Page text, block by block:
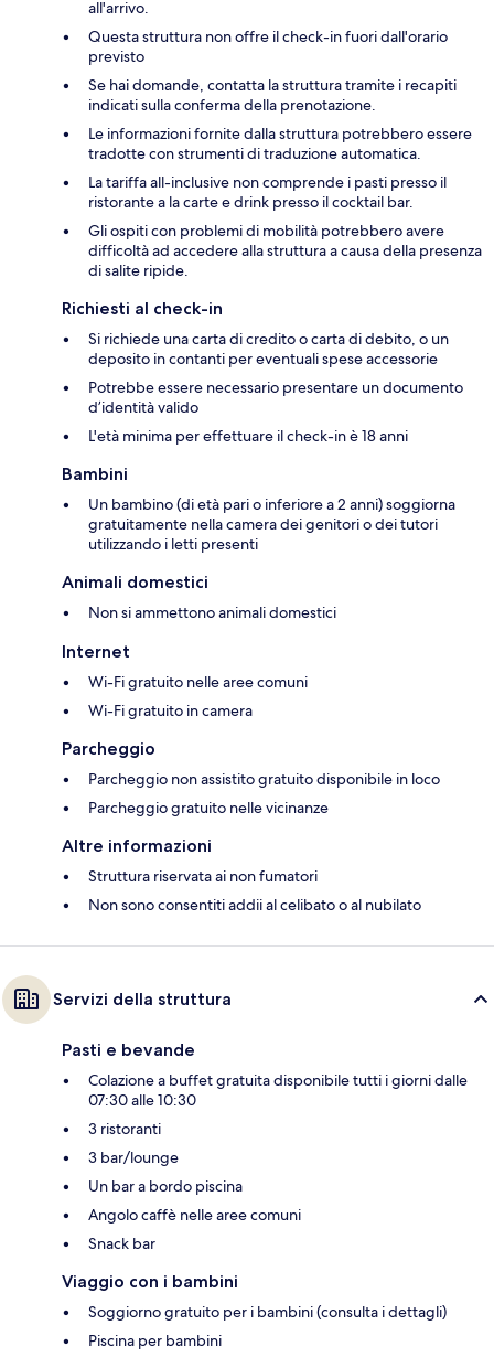
all'arrivo.
Questa struttura non offre il check-in fuori dall'orario
previsto
Se hai domande, contatta la struttura tramite i recapiti
indicati sulla conferma della prenotazione.
Le informazioni fornite dalla struttura potrebbero essere
tradotte con strumenti di traduzione automatica.
La tariffa all-inclusive non comprende i pasti presso il
ristorante a la carte e drink presso il cocktail bar.
Gli ospiti con problemi di mobilità potrebbero avere
difficoltà ad accedere alla struttura a causa della presenza
di salite ripide.
Richiesti al check-in
Si richiede una carta di credito o carta di debito, o un
deposito in contanti per eventuali spese accessorie
Potrebbe essere necessario presentare un documento
d’identità valido
L'età minima per effettuare il check-in è 18 anni
Bambini
Un bambino (di età pari o inferiore a 2 anni) soggiorna
gratuitamente nella camera dei genitori o dei tutori
utilizzando i letti presenti
Animali domestici
Non si ammettono animali domestici
Internet
Wi-Fi gratuito nelle aree comuni
Wi-Fi gratuito in camera
Parcheggio
Parcheggio non assistito gratuito disponibile in loco
Parcheggio gratuito nelle vicinanze
Altre informazioni
Struttura riservata ai non fumatori
Non sono consentiti addii al celibato o al nubilato
Servizi della struttura
Pasti e bevande
Colazione a buffet gratuita disponibile tutti i giorni dalle
07:30 alle 10:30
3 ristoranti
3 bar/lounge
Un bar a bordo piscina
Angolo caffè nelle aree comuni
Snack bar
Viaggio con i bambini
Soggiorno gratuito per i bambini (consulta i dettagli)
Piscina per bambini